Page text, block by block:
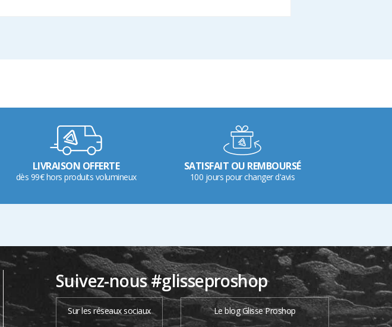
LIVRAISON OFFERTE
dès 99€ hors produits volumineux
SATISFAIT OU REMBOURSÉ
100 jours pour changer d'avis
Suivez-nous #glisseproshop
Sur les réseaux sociaux Le blog Glisse Proshop